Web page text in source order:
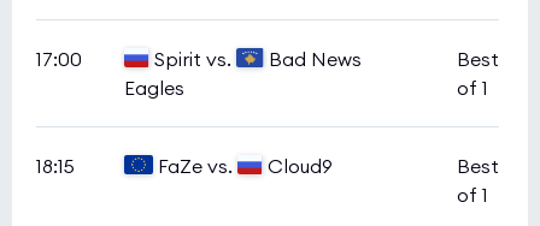
17:00 Spirit vs.
Bad News
Eagles
Best
of 1
18:15 FaZe vs. Cloud9
Best
of 1